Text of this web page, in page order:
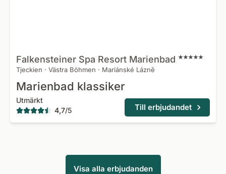
Falkensteiner Spa Resort Marienbad
Tjeckien · Västra Böhmen · Mariánské Lázně
Marienbad klassiker
Utmärkt
4,7/5 Till erbjudandet
Visa alla erbjudanden